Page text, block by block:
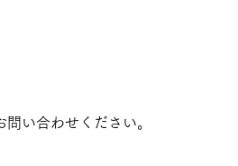
問い合わせください。